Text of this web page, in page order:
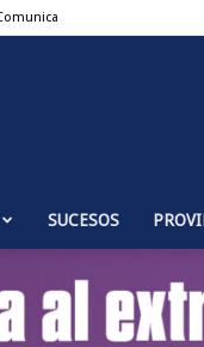
SUCESOS